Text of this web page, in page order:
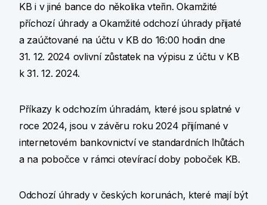
KB i v jiné bance do několika vteřin. Okamžité
příchozí úhrady a Okamžité odchozí úhrady přijaté
a zaúčtované na účtu v KB do 16:00 hodin dne
31. 12. 2024 ovlivní zůstatek na výpisu z účtu v KB
k 31. 12. 2024.
Příkazy k odchozím úhradám, které jsou splatné v
roce 2024, jsou v závěru roku 2024 přijímané v
internetovém bankovnictví ve standardních lhůtách
a na pobočce v rámci otevírací doby poboček KB.
Odchozí úhrady v českých korunách, které mají být